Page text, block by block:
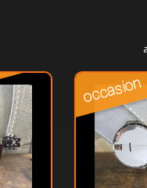
occasion